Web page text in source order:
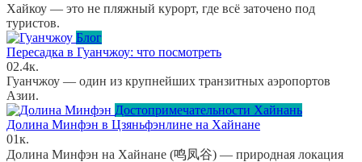
Хайкоу — это не пляжный курорт, где всё заточено под
туристов.
Блог
Пересадка в Гуанчжоу: что посмотреть
02.4к.
Гуанчжоу — один из крупнейших транзитных аэропортов
Азии.
Достопримечательности Хайнань
Долина Минфэн в Цзяньфэнлине на Хайнане
01к.
Долина Минфэн на Хайнане (鸣凤谷) — природная локация